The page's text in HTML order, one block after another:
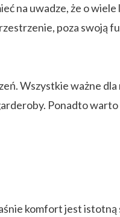
na uwadze, że o wiele
poza swoją
Wszystkie ważne
Ponadto warto
komfort jest